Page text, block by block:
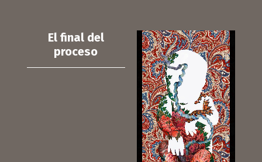
El final del
proceso